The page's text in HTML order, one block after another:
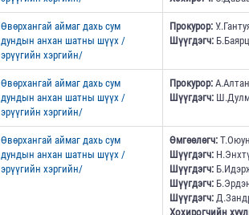
Өвөрхангай аймаг дахь сум
дундын анхан шатны шүүх /
эрүүгийн хэргийн/
Прокурор:
Шүүгдэгч:
Өвөрхангай аймаг дахь сум
дундын анхан шатны шүүх /
эрүүгийн хэргийн/
Прокурор:
Шүүгдэгч:
Өвөрхангай аймаг дахь сум
дундын анхан шатны шүүх /
эрүүгийн хэргийн/
Өмгөөлөгч:
Шүүгдэгч:
Шүүгдэгч:
Шүүгдэгч:
Шүүгдэгч:
Хохирогчийн